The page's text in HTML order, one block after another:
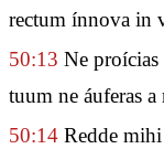
rectum ínnova in
50:13 Ne
tuum ne áuferas a
50:14 Redde